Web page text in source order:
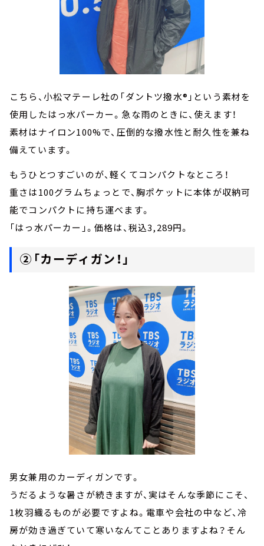
こちら、小松マテーレ社の「ダントツ撥水®」という素材を
使用したはっ水パーカー。急な雨のときに、使えます！
素材はナイロン100%で、圧倒的な撥水性と耐久性を兼ね
備えています。
もうひとつすごいのが、軽くてコンパクトなところ！
重さは100グラムちょっとで、胸ポケットに本体が収納可
能でコンパクトに持ち運べます。
「はっ水パーカー」。価格は、税込3,289円。
②「カーディガン！」
男女兼用のカーディガンです。
うだるような暑さが続きますが、実はそんな季節にこそ、
1枚羽織るものが必要ですよね。電車や会社の中など、冷
房が効き過ぎていて寒いなんてことありますよね？そん